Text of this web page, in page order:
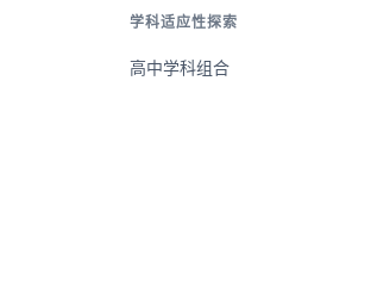
学科适应性探索
高中学科组合